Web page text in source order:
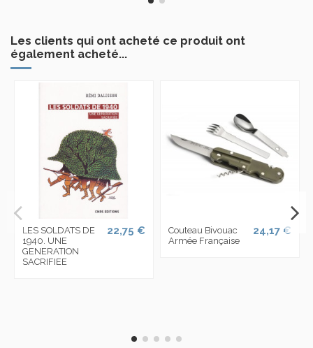
Les clients qui ont acheté ce produit ont
également acheté...
LES SOLDATS DE
1940. UNE
GENERATION
SACRIFIEE
22,75 €
Couteau Bivouac
Armée Française
24,17 €